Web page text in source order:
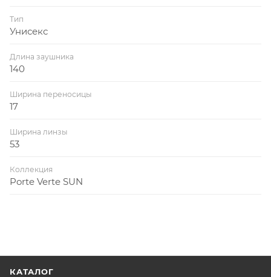
Тип
Унисекс
Длина заушника
140
Ширина переносицы
17
Ширина линзы
53
Коллекция
Porte Verte SUN
КАТАЛОГ